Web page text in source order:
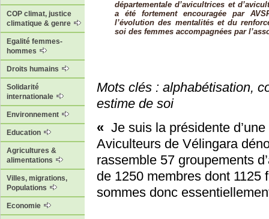
COP climat, justice
climatique & genre
Egalité femmes-
hommes
Droits humains
Solidarité
internationale
Environnement
Education
Agricultures &
alimentations
Villes, migrations,
Populations
Economie
départementale d’avicultrices et
a été fortement encouragée par
l’évolution des mentalités et du
soi des femmes accompagnées par
Mots clés : alphabétisation,
estime de soi
« Je suis la présidente
Aviculteurs de Vélingara
rassemble 57 groupements
de 1250 membres dont 1125
sommes donc